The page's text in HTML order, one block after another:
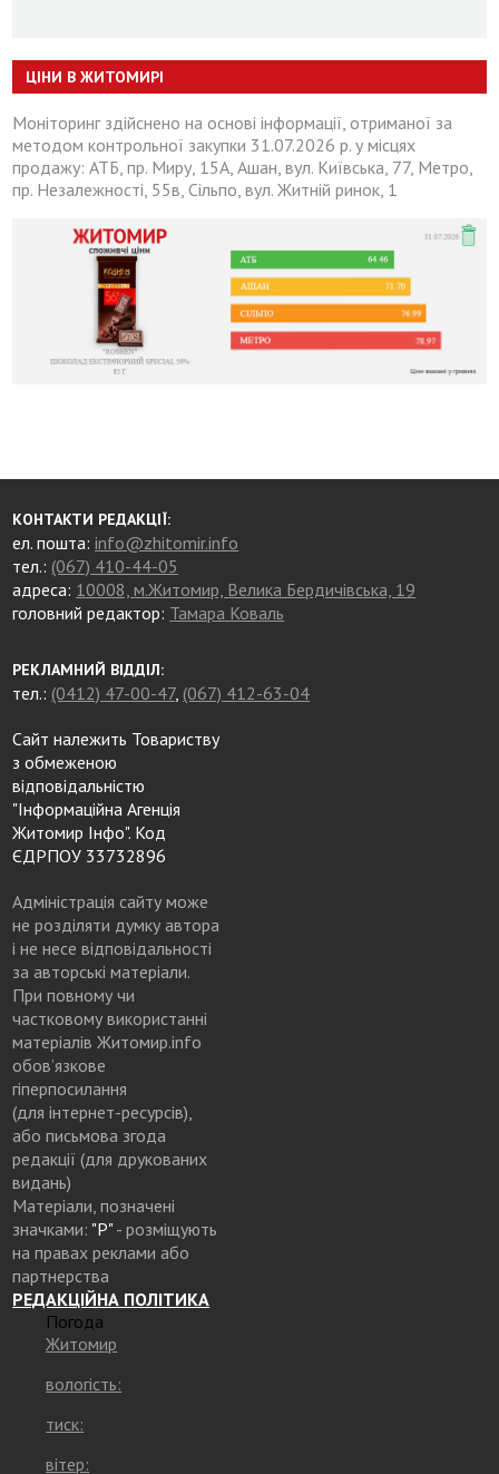
ЦІНИ В ЖИТОМИРІ
Моніторинг здійснено на основі інформації, отриманої за
методом контрольної закупки 31.07.2026 р. у місцях
продажу: АТБ, пр. Миру, 15А, Ашан, вул. Київська, 77, Метро,
пр. Незалежності, 55в, Сільпо, вул. Житній ринок, 1
КОНТАКТИ РЕДАКЦІЇ:
ел. пошта:info@zhitomir.info
тел.: (067) 410-44-05
адреса: 10008, м.Житомир, Велика Бердичівська, 19
головний редактор: Тамара Коваль
РЕКЛАМНИЙ ВІДДІЛ:
тел.: (0412) 47-00-47, (067) 412-63-04
Сайт належить Товариству
з обмеженою
відповідальністю
"Інформаційна Агенція
Житомир Інфо". Код
ЄДРПОУ 33732896
Адміністрація сайту може
не розділяти думку автора
і не несе відповідальності
за авторські матеріали.
При повному чи
частковому використанні
матеріалів Житомир.info
обов’язкове
гіперпосилання
(для інтернет-ресурсів),
або письмова згода
редакції (для друкованих
видань)
Матеріали, позначені
значками: "Р"- розміщують
на правах реклами або
партнерства
РЕДАКЦІЙНА ПОЛІТИКА
Погода
Житомир
вологість:
тиск:
вітер: